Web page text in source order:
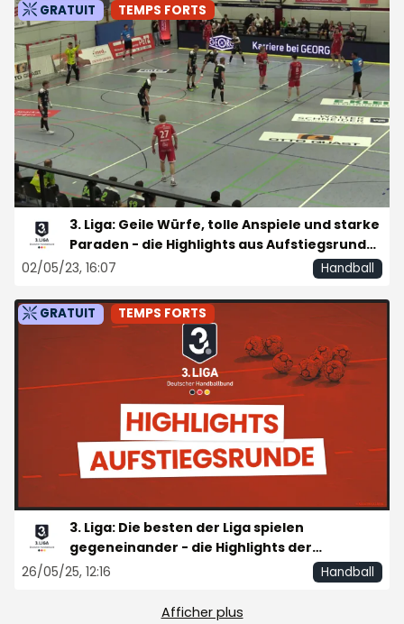
GRATUIT TEMPS FORTS
3. Liga: Geile Würfe, tolle Anspiele und starke
Paraden - die Highlights aus Aufstiegsrunde,
Ligapokal und Relegation
02/05/23, 16:07 Handball
GRATUIT TEMPS FORTS
3. Liga: Die besten der Liga spielen
gegeneinander - die Highlights der
Aufstiegsrunde
26/05/25, 12:16 Handball
Afficher plus